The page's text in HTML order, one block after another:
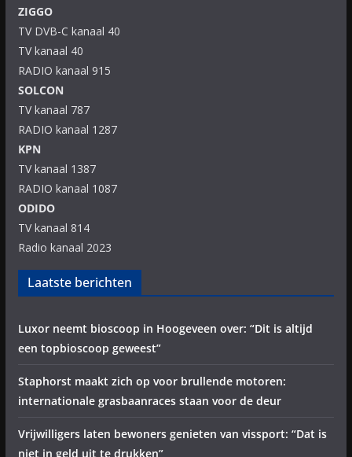
ZIGGO
TV DVB-C kanaal 40
TV kanaal 40
RADIO kanaal 915
SOLCON
TV kanaal 787
RADIO kanaal 1287
KPN
TV kanaal 1387
RADIO kanaal 1087
ODIDO
TV kanaal 814
Radio kanaal 2023
Laatste berichten
Luxor neemt bioscoop in Hoogeveen over: “Dit is altijd
een topbioscoop geweest”
Staphorst maakt zich op voor brullende motoren:
internationale grasbaanraces staan voor de deur
Vrijwilligers laten bewoners genieten van vissport: “Dat is
niet in geld uit te drukken”